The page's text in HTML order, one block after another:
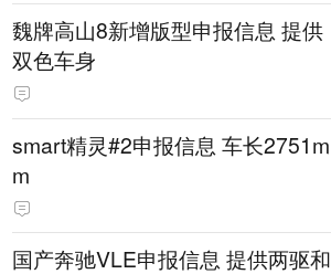
魏牌高山8新增版型申报信息 提供
双色车身
smart精灵#2申报信息 车长2751m
m
国产奔驰VLE申报信息 提供两驱和